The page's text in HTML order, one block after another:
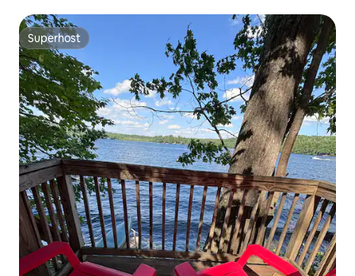
Superhost
Superhost